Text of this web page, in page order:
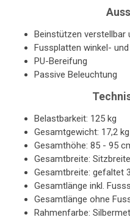
Beinstützen verstellbar
Fussplatten winkel-
PU-Bereifung
Passive Beleuchtung
Belastbarkeit: 125 kg
Gesamtgewicht: 17,2 kg
Gesamthöhe: 85 - 95
Gesamtbreite:
Gesamtbreite: gefaltet
Gesamtlänge inkl.
Gesamtlänge ohne
Rahmenfarbe: